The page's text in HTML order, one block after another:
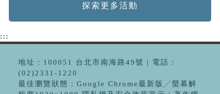
探索更多活動
:::
地址：100051 台北市南海路49號 | 電話：
(02)2331-1220
最佳瀏覽狀態：Google Chrome最新版╱螢幕解